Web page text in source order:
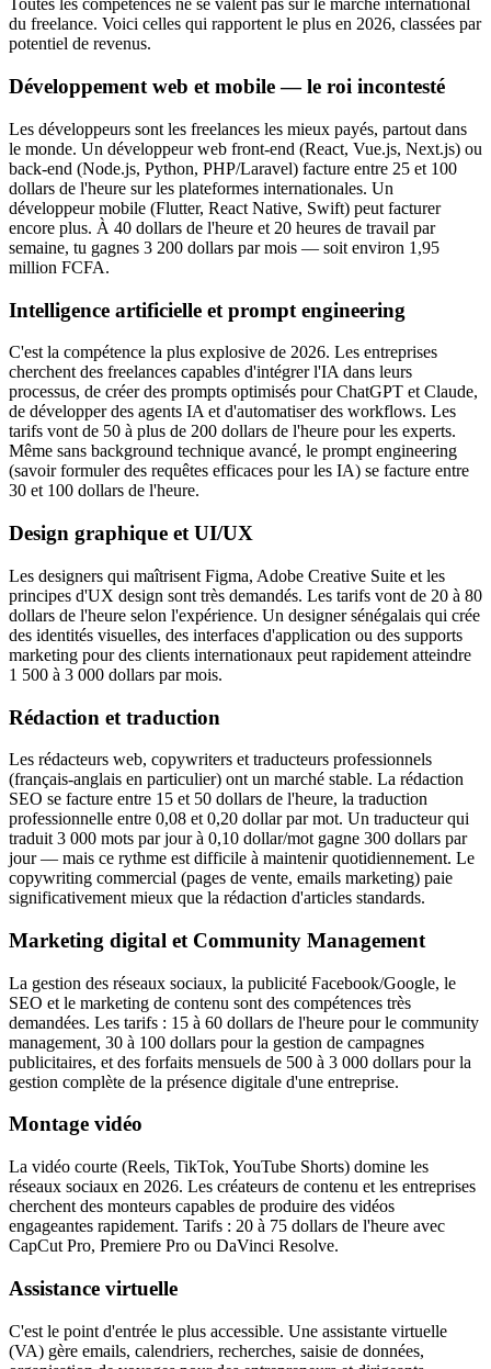
Toutes les compétences ne se valent pas sur le marché international
du freelance. Voici celles qui rapportent le plus en 2026, classées par
potentiel de revenus.
Développement web et mobile — le roi incontesté
Les développeurs sont les freelances les mieux payés, partout dans
le monde. Un développeur web front-end (React, Vue.js, Next.js) ou
back-end (Node.js, Python, PHP/Laravel) facture entre 25 et 100
dollars de l'heure sur les plateformes internationales. Un
développeur mobile (Flutter, React Native, Swift) peut facturer
encore plus. À 40 dollars de l'heure et 20 heures de travail par
semaine, tu gagnes 3 200 dollars par mois — soit environ 1,95
million FCFA.
Intelligence artificielle et prompt engineering
C'est la compétence la plus explosive de 2026. Les entreprises
cherchent des freelances capables d'intégrer l'IA dans leurs
processus, de créer des prompts optimisés pour ChatGPT et Claude,
de développer des agents IA et d'automatiser des workflows. Les
tarifs vont de 50 à plus de 200 dollars de l'heure pour les experts.
Même sans background technique avancé, le prompt engineering
(savoir formuler des requêtes efficaces pour les IA) se facture entre
30 et 100 dollars de l'heure.
Design graphique et UI/UX
Les designers qui maîtrisent Figma, Adobe Creative Suite et les
principes d'UX design sont très demandés. Les tarifs vont de 20 à 80
dollars de l'heure selon l'expérience. Un designer sénégalais qui crée
des identités visuelles, des interfaces d'application ou des supports
marketing pour des clients internationaux peut rapidement atteindre
1 500 à 3 000 dollars par mois.
Rédaction et traduction
Les rédacteurs web, copywriters et traducteurs professionnels
(français-anglais en particulier) ont un marché stable. La rédaction
SEO se facture entre 15 et 50 dollars de l'heure, la traduction
professionnelle entre 0,08 et 0,20 dollar par mot. Un traducteur qui
traduit 3 000 mots par jour à 0,10 dollar/mot gagne 300 dollars par
jour — mais ce rythme est difficile à maintenir quotidiennement. Le
copywriting commercial (pages de vente, emails marketing) paie
significativement mieux que la rédaction d'articles standards.
Marketing digital et Community Management
La gestion des réseaux sociaux, la publicité Facebook/Google, le
SEO et le marketing de contenu sont des compétences très
demandées. Les tarifs : 15 à 60 dollars de l'heure pour le community
management, 30 à 100 dollars pour la gestion de campagnes
publicitaires, et des forfaits mensuels de 500 à 3 000 dollars pour la
gestion complète de la présence digitale d'une entreprise.
Montage vidéo
La vidéo courte (Reels, TikTok, YouTube Shorts) domine les
réseaux sociaux en 2026. Les créateurs de contenu et les entreprises
cherchent des monteurs capables de produire des vidéos
engageantes rapidement. Tarifs : 20 à 75 dollars de l'heure avec
CapCut Pro, Premiere Pro ou DaVinci Resolve.
Assistance virtuelle
C'est le point d'entrée le plus accessible. Une assistante virtuelle
(VA) gère emails, calendriers, recherches, saisie de données,